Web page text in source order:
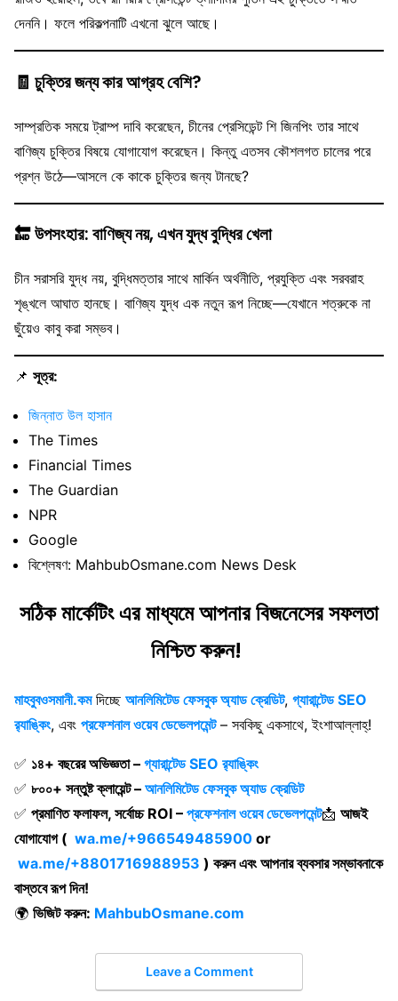
দেননি। ফলে পরিকল্পনাটি এখনো ঝুলে আছে।
🧾 চুক্তির জন্য কার আগ্রহ বেশি?
সাম্প্রতিক সময়ে ট্রাম্প দাবি করেছেন, চীনের প্রেসিডেন্ট শি জিনপিং তার সাথে
বাণিজ্য চুক্তির বিষয়ে যোগাযোগ করেছেন। কিন্তু এতসব কৌশলগত চালের পরে
প্রশ্ন উঠে—আসলে কে কাকে চুক্তির জন্য টানছে?
🔚উপসংহার: বাণিজ্য নয়, এখন যুদ্ধ বুদ্ধির খেলা
চীন সরাসরি যুদ্ধ নয়, বুদ্ধিমত্তার সাথে মার্কিন অর্থনীতি, প্রযুক্তি এবং সরবরাহ
শৃঙ্খলে আঘাত হানছে। বাণিজ্য যুদ্ধ এক নতুন রূপ নিচ্ছে—যেখানে শত্রুকে না
ছুঁয়েও কাবু করা সম্ভব।
📌 সূত্র:
জিন্নাত উল হাসান
The Times
Financial Times
The Guardian
NPR
Google
বিশ্লেষণ: MahbubOsmane.com News Desk
সঠিক মার্কেটিং এর মাধ্যমে আপনার বিজনেসের সফলতা
নিশ্চিত করুন!
মাহবুবওসমানী.কমদিচ্ছে আনলিমিটেড ফেসবুক অ্যাড ক্রেডিট, গ্যারান্টেড SEO
র‍্যাঙ্কিং, এবং প্রফেশনাল ওয়েব ডেভেলপমেন্ট– সবকিছু একসাথে, ইংশাআল্লাহ্‌!
✅ ১৪+ বছরের অভিজ্ঞতা – গ্যারান্টেড SEO র‍্যাঙ্কিং
✅ ৮০০+ সন্তুষ্ট ক্লায়েন্ট – আনলিমিটেড ফেসবুক অ্যাড ক্রেডিট
✅ প্রমাণিত ফলাফল, সর্বোচ্চ ROI – প্রফেশনাল ওয়েব ডেভেলপমেন্ট📩 আজই
যোগাযোগ ( wa.me/+966549485900 or
wa.me/+8801716988953 ) করুন এবং আপনার ব্যবসার সম্ভাবনাকে
বাস্তবে রূপ দিন!
🌍 ভিজিট করুন: MahbubOsmane.com
Leave a Comment